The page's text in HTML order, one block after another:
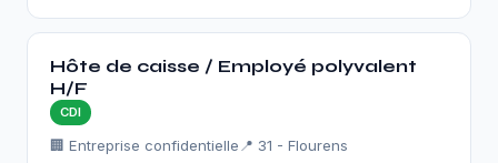
Hôte de caisse / Employé polyvalent
H/F
CDI
🏢 Entreprise confidentielle 📍 31 - Flourens